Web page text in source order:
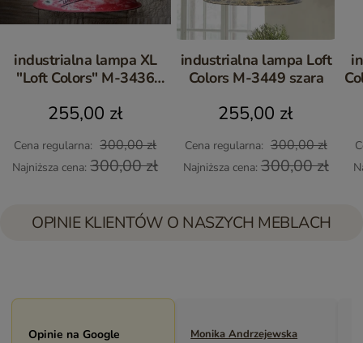
industrialna lampa XL
"Loft Colors" M-3436
255,00 zł
Cena regularna: 300,00 zł
Najniższa cena:300,00 zł
industrialna lampa Loft
Colors M-3449 szara
255,00 zł
Cena regularna: 300,00 zł
Najniższa cena: 300,00 zł
OPINIE KLIENTÓW O NASZYCH MEBLACH
Opinie na Google
Maryla Maj Monika Andrzejewska